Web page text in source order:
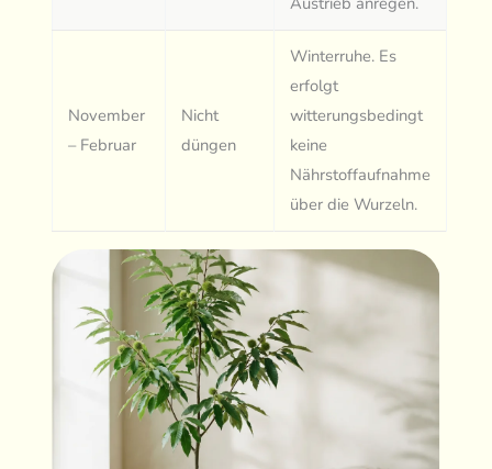
November
– Februar
Nicht
düngen
Winterruhe. Es
erfolgt
witterungsbedingt
keine
Nährstoffaufnahme
über die Wurzeln.